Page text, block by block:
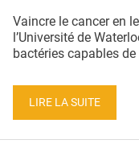
QUI SOMMES-NOUS ?
CONDITIONS GÉNÉRALES
Vaincre le cancer en
l’Université de
bactéries capables
LIRE LA SUITE